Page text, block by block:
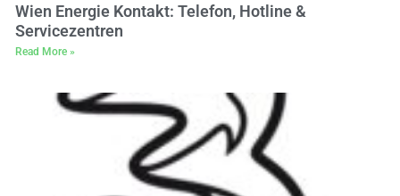
Wien Energie Kontakt: Telefon, Hotline &
Servicezentren
Read More »